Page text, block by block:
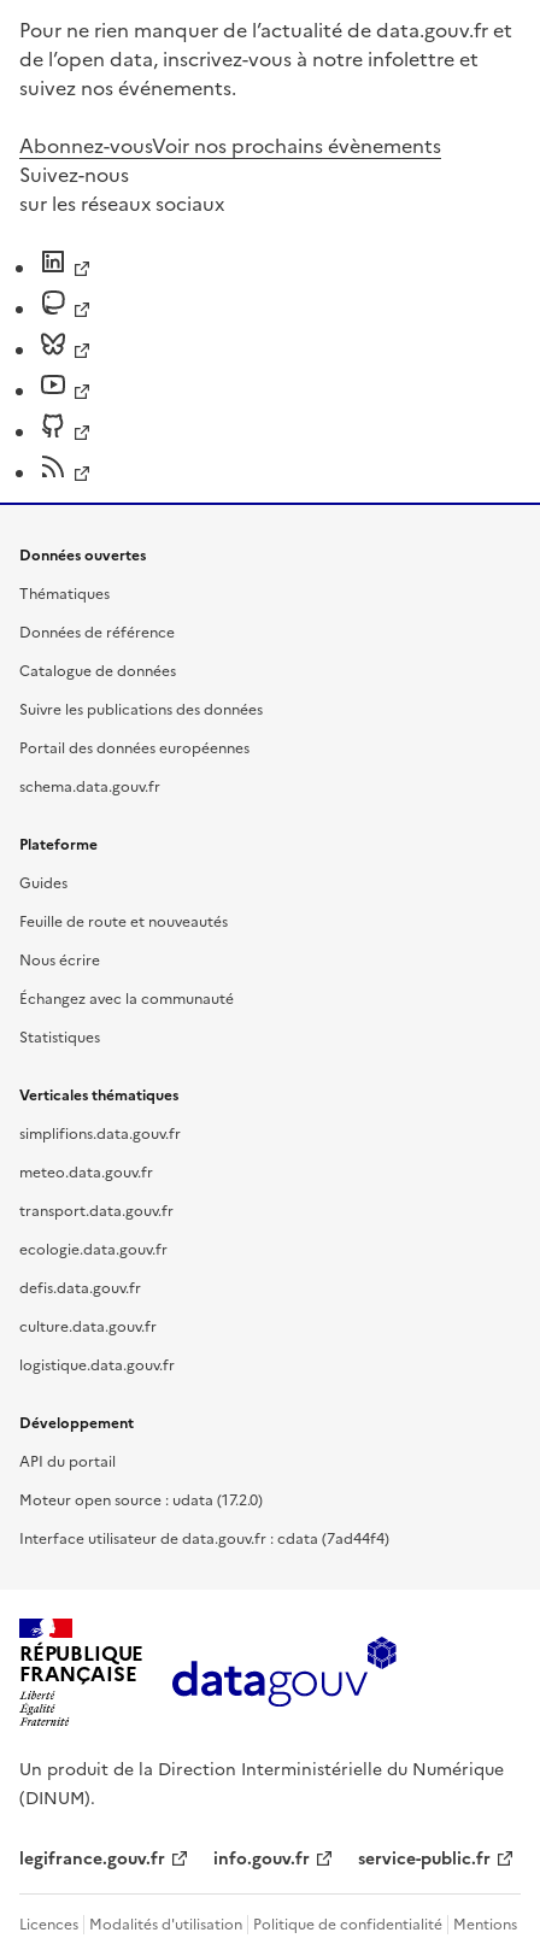
Pour ne rien manquer de l’actualité de data.gouv.fr et
de l’open data, inscrivez-vous à notre infolettre et
suivez nos événements.
Abonnez-vousVoir nos prochains évènements
Suivez-nous
sur les réseaux sociaux
Données ouvertes
Thématiques
Données de référence
Catalogue de données
Suivre les publications des données
Portail des données européennes
schema.data.gouv.fr
Plateforme
Guides
Feuille de route et nouveautés
Nous écrire
Échangez avec la communauté
Statistiques
Verticales thématiques
simplifions.data.gouv.fr
meteo.data.gouv.fr
transport.data.gouv.fr
ecologie.data.gouv.fr
defis.data.gouv.fr
culture.data.gouv.fr
logistique.data.gouv.fr
Développement
API du portail
Moteur open source : udata (17.2.0)
Interface utilisateur de data.gouv.fr : cdata (7ad44f4)
RÉPUBLIQUE
FRANÇAISE
Un produit de la Direction Interministérielle du Numérique
(DINUM).
legifrance.gouv.fr info.gouv.fr service-public.fr
Licences Modalités d'utilisation Politique de confidentialité Mentions